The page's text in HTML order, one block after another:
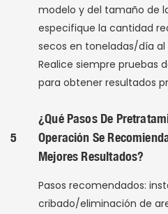
modelo y del tamaño de
especifique la cantidad
secos en toneladas/día
Realice siempre pruebas
para obtener resultados
5
¿Qué Pasos De
Operación Se
Mejores Resultados?
Pasos recomendados:
cribado/eliminación de